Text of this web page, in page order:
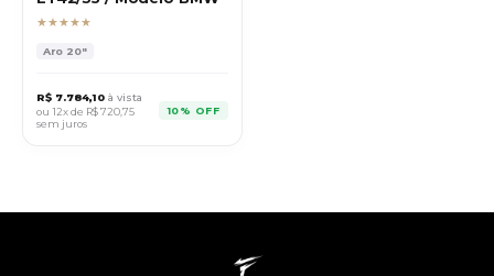
★★★★★
Aro 20"
R$ 7.784,10 à vista
ou 12x de R$720,75
sem juros
10% OFF